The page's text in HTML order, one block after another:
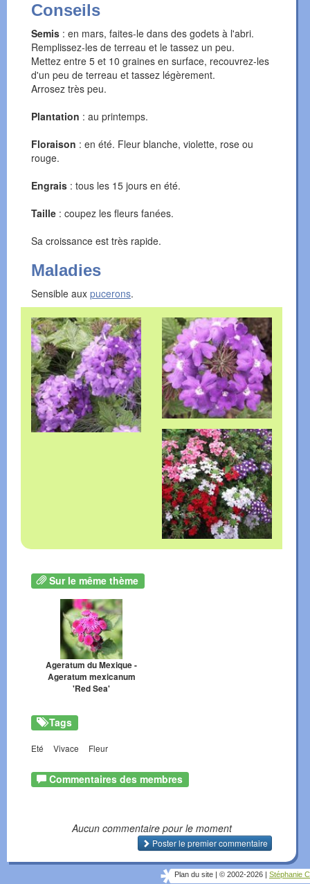
Conseils
Semis : en mars, faites-le dans des godets à l'abri.
Remplissez-les de terreau et le tassez un peu.
Mettez entre 5 et 10 graines en surface, recouvrez-les
d'un peu de terreau et tassez légèrement.
Arrosez très peu.
Plantation : au printemps.
Floraison : en été. Fleur blanche, violette, rose ou
rouge.
Engrais : tous les 15 jours en été.
Taille : coupez les fleurs fanées.
Sa croissance est très rapide.
Maladies
Sensible aux pucerons.
Sur le même thème
Ageratum du Mexique -
Ageratum mexicanum
'Red Sea'
Tags
Eté Vivace Fleur
Commentaires des membres
Aucun commentaire pour le moment
Poster le premier commentaire
Plan du site | © 2002-2026 | Stéphanie C